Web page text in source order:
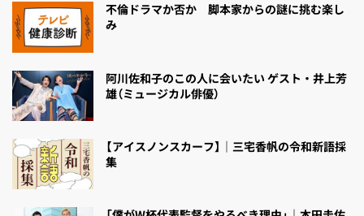
不倫ドラマか否か 脚本家からの謎に挑む楽し
み
阿川佐和子のこの人に会いたい ゲスト・井上芳
雄（ミュージカル俳優）
【アイスノンスカーフ】｜三宅香帆の令和新語採
集